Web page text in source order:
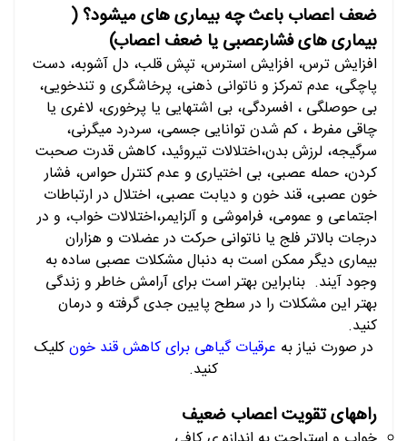
ضعف اعصاب باعث چه بیماری های میشود؟ (
بیماری های فشارعصبی یا ضعف اعصاب)
افزایش ترس، افزایش استرس، تپش قلب، دل آشوبه، دست
پاچگی، عدم تمرکز و ناتوانی ذهنی، پرخاشگری و تندخویی،
بی حوصلگی ، افسردگی، بی اشتهایی یا پرخوری، لاغری یا
چاقی مفرط ، کم شدن توانایی جسمی، سردرد میگرنی،
سرگیجه، لرزش بدن،اختلالات تیروئید، کاهش قدرت صحبت
کردن، حمله عصبی، بی اختیاری و عدم کنترل حواس، فشار
خون عصبی، قند خون و دیابت عصبی، اختلال در ارتباطات
اجتماعی و عمومی، فراموشی و آلزایمر،اختلالات خواب، و در
درجات بالاتر فلج یا ناتوانی حرکت در عضلات و هزاران
بیماری دیگر ممکن است به دنبال مشکلات عصبی ساده به
وجود آیند. بنابراین بهتر است برای آرامش خاطر و زندگی
بهتر این مشکلات را در سطح پایین جدی گرفته و درمان
کنید.
در صورت نیاز به عرقیات گیاهی برای کاهش قند خونکلیک
کنید.
راههای تقویت اعصاب ضعیف